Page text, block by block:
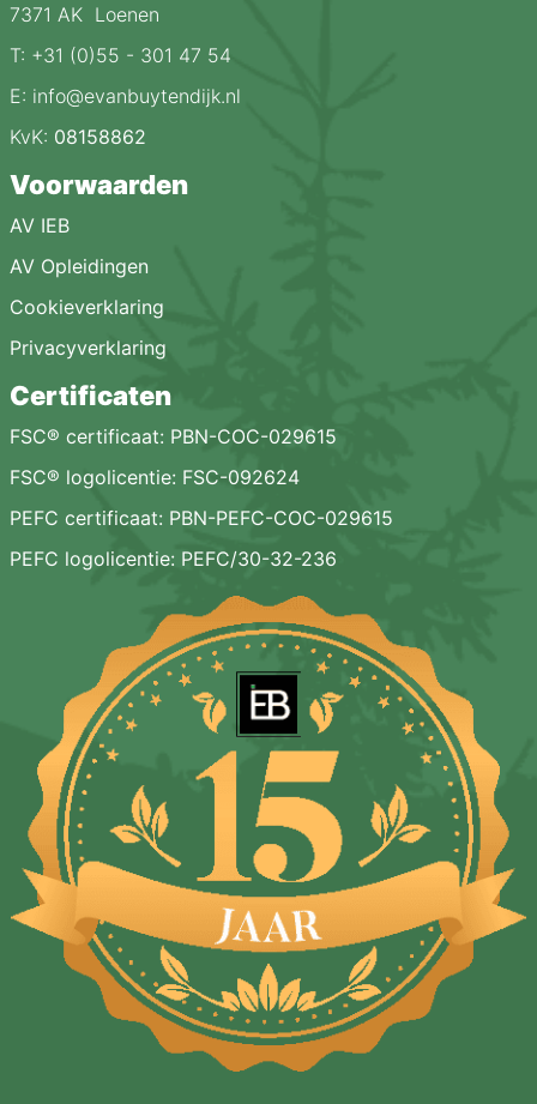
7371 AK Loenen
T: +31 (0)55 - 301 47 54
E: info@evanbuytendijk.nl
KvK: 08158862
Voorwaarden
AV IEB
AV Opleidingen
Cookieverklaring
Privacyverklaring
Certificaten
FSC® certificaat: PBN-COC-029615
FSC® logolicentie: FSC-092624
PEFC certificaat: PBN-PEFC-COC-029615
PEFC logolicentie: PEFC/30-32-236